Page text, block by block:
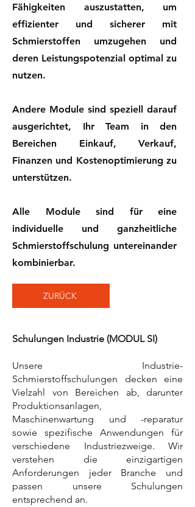
Fähigkeiten auszustatten, um
effizienter und sicherer mit
Schmierstoffen umzugehen und
deren Leistungspotenzial optimal zu
nutzen.
Andere Module sind speziell darauf
ausgerichtet, Ihr Team in den
Bereichen Einkauf, Verkauf,
Finanzen und Kostenoptimierung zu
unterstützen.
Alle Module sind für eine
individuelle und ganzheitliche
Schmierstoffschulung untereinander
kombinierbar.
ZURÜCK
Schulungen Industrie (MODUL SI)
Unsere Industrie-
Schmierstoffschulungen decken eine
Vielzahl von Bereichen ab, darunter
Produktionsanlagen,
Maschinenwartung und -reparatur
sowie spezifische Anwendungen für
verschiedene Industriezweige. Wir
verstehen die einzigartigen
Anforderungen jeder Branche und
passen unsere Schulungen
entsprechend an.